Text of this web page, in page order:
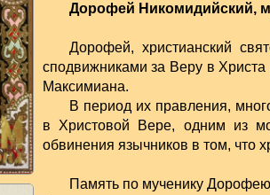
Дорофей Никомидийский,
Дорофей, христианский
сподвижниками за Веру в
Максимиана.
В период их правления,
в Христовой Вере, одним из
обвинения язычников в том, что
Память по мученику